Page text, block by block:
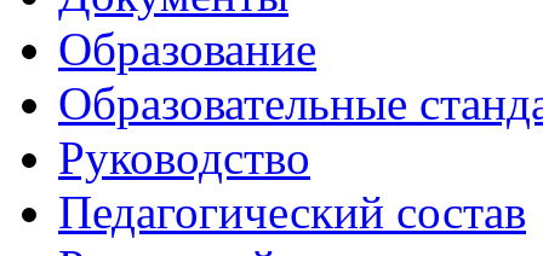
Образование
Образовательные
Руководство
Педагогический состав